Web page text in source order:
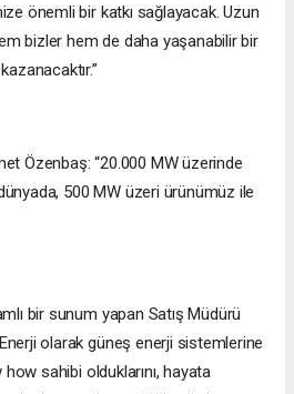
önemli bir katkı sağlayacak. Uzun
bizler hem de daha yaşanabilir bir
Özenbaş: “20.000 MW üzerinde
500 MW üzeri ürünümüz ile
bir sunum yapan Satış Müdürü
olarak güneş enerji sistemlerine
sahibi olduklarını, hayata